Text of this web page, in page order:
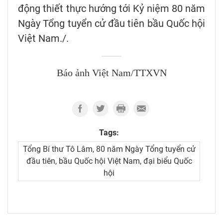
động thiết thực hướng tới Kỷ niệm 80 năm
Ngày Tổng tuyển cử đầu tiên bầu Quốc hội
Việt Nam./.
Báo ảnh Việt Nam/TTXVN
Tags:
Tổng Bí thư Tô Lâm, 80 năm Ngày Tổng tuyển cử
đầu tiên, bầu Quốc hội Việt Nam, đại biểu Quốc
hội